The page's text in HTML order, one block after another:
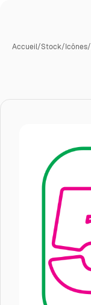
Accueil/Stock/Icônes/